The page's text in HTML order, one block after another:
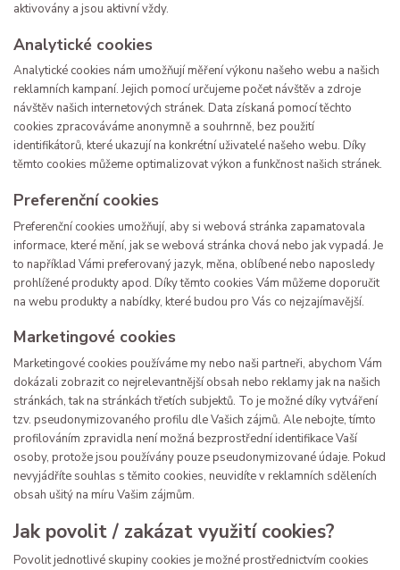
aktivovány a jsou aktivní vždy.
Analytické cookies
Analytické cookies nám umožňují měření výkonu našeho webu a našich
reklamních kampaní. Jejich pomocí určujeme počet návštěv a zdroje
návštěv našich internetových stránek. Data získaná pomocí těchto
cookies zpracováváme anonymně a souhrnně, bez použití
identifikátorů, které ukazují na konkrétní uživatelé našeho webu. Díky
těmto cookies můžeme optimalizovat výkon a funkčnost našich stránek.
Preferenční cookies
Preferenční cookies umožňují, aby si webová stránka zapamatovala
informace, které mění, jak se webová stránka chová nebo jak vypadá. Je
to například Vámi preferovaný jazyk, měna, oblíbené nebo naposledy
prohlížené produkty apod. Díky těmto cookies Vám můžeme doporučit
na webu produkty a nabídky, které budou pro Vás co nejzajímavější.
Marketingové cookies
Marketingové cookies používáme my nebo naši partneři, abychom Vám
dokázali zobrazit co nejrelevantnější obsah nebo reklamy jak na našich
stránkách, tak na stránkách třetích subjektů. To je možné díky vytváření
tzv. pseudonymizovaného profilu dle Vašich zájmů. Ale nebojte, tímto
profilováním zpravidla není možná bezprostřední identifikace Vaší
osoby, protože jsou používány pouze pseudonymizované údaje. Pokud
nevyjádříte souhlas s těmito cookies, neuvidíte v reklamních sděleních
obsah ušitý na míru Vašim zájmům.
Jak povolit / zakázat využití cookies?
Povolit jednotlivé skupiny cookies je možné prostřednictvím cookies